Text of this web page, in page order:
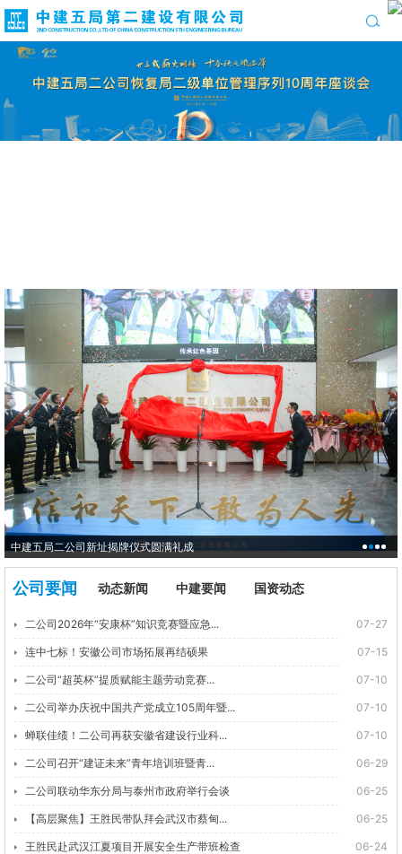
中建五局二公司新址揭牌仪式圆满礼成
公司要闻 动态新闻 中建要闻 国资动态
07-27
二公司2026年“安康杯”知识竞赛暨应急...
07-15
连中七标！安徽公司市场拓展再结硕果
07-10
二公司“超英杯”提质赋能主题劳动竞赛...
07-10
二公司举办庆祝中国共产党成立105周年暨...
07-10
蝉联佳绩！二公司再获安徽省建设行业科...
06-29
二公司召开“建证未来”青年培训班暨青...
06-25
二公司联动华东分局与泰州市政府举行会谈
06-25
【高层聚焦】王胜民带队拜会武汉市蔡甸...
06-24
王胜民赴武汉江夏项目开展安全生产带班检查